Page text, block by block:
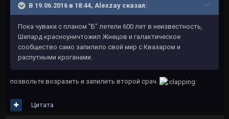
В 19.06.2016 в 18:44, Alexzay сказал:
Пока чуваки с планом "Б" летели 600 лет в неизвестность,
Шепард красноуничтожил Жнецов и галактическое
сообщество само запилило свой мир с Квазаром и
распутными кроганами.
позвольте возразить и запилить второй срач.
Цитата